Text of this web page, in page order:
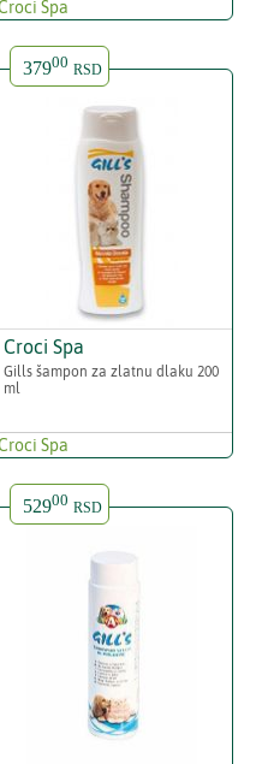
Spa
37900 RSD
Croci Spa
Gills šampon za zlatnu dlaku 200
ml
Spa
52900 RSD